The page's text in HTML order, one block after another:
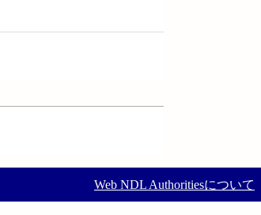
Web NDL Authoritiesについて